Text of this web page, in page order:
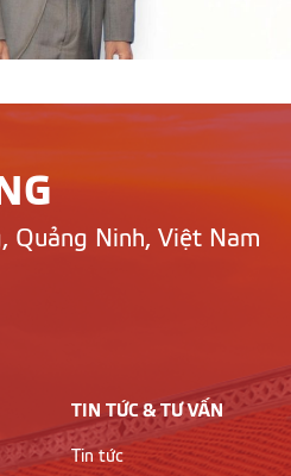
Quảng Ninh, Việt Nam
TIN TỨC & TƯ VẤN
Tin tức